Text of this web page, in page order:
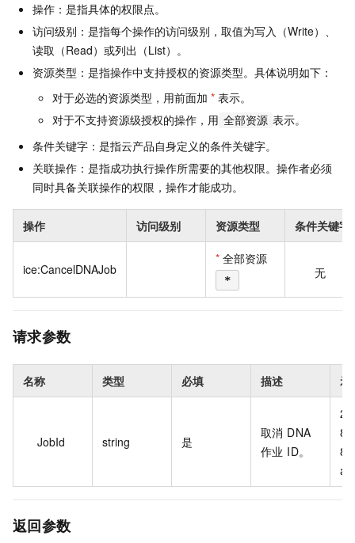
操作：是指具体的权限点。
访问级别：是指每个操作的访问级别，取值为写入（Write）、
读取（Read）或列出（List）。
资源类型：是指操作中支持授权的资源类型。具体说明如下：
对于必选的资源类型，用前面加 * 表示。
对于不支持资源级授权的操作，用 全部资源 表示。
条件关键字：是指云产品自身定义的条件关键字。
关联操作：是指成功执行操作所需要的其他权限。操作者必须
同时具备关联操作的权限，操作才能成功。
操作 访问级别 资源类型 条件关键字
ice:CancelDNAJob
* 全部资源
* 无
请求参数
名称 类型 必填 描述 示
JobId string 是
取消 DNA
作业 ID。
返回参数